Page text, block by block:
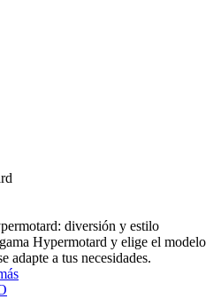
diversión y estilo
Hypermotard y elige el modelo
adapte a tus necesidades.